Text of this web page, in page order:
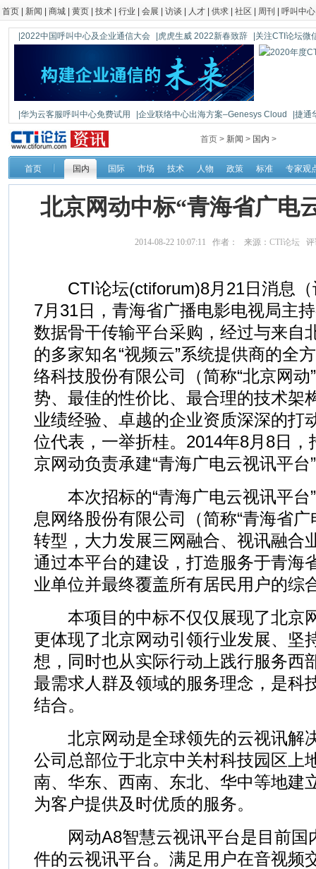
首页 新闻 商城 黄页 技术 行业 会展 访谈 人才 供求 社区 周刊 呼叫中心
|2022中国呼叫中心及企业通信大会 |虎虎生威 2022新春致辞 |关注CTI论坛微
|华为云客服呼叫中心免费试用 |企业联络中心出海方案–Genesys Cloud
|捷通
|鼎信通达新一代语音网关DAG1000-4S
首页 > 新闻 > 国内 >
首页 国内 国际 市场 技术 人物 政策 标准 专家观
北京网动中标“青海省广电
2014-08-22 10:07:11 作者： 来源： CTI论坛 评
CTI论坛(ctiforum)8月21日消息（
7月31日，青海省广播电影电视局主
数据骨干传输平台采购，经过与来自
的多家知名“视频云”系统提供商的全
络科技股份有限公司（简称“北京网
势、最佳的性价比、最合理的技术架
业绩经验、卓越的企业资质深深的打
位代表，一举折桂。2014年8月8日
京网动负责承建“青海广电云视讯平台
本次招标的“青海广电云视讯平台
息网络股份有限公司（简称“青海省
转型，大力发展三网融合、视讯融合
通过本平台的建设，打造服务于青海
业单位并最终覆盖所有居民用户的综
本项目的中标不仅仅展现了北京
更体现了北京网动引领行业发展、坚
想，同时也从实际行动上践行服务西
最需求人群及领域的服务理念，是科
结合。
北京网动是全球领先的云视讯解
公司总部位于北京中关村科技园区上
南、华东、西南、东北、华中等地建
为客户提供及时优质的服务。
网动A8智慧云视讯平台是目前国
件的云视讯平台。满足用户在音视频